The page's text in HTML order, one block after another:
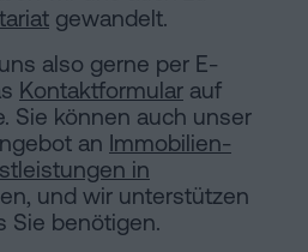
gewandelt.
also gerne per E-
Kontaktformular auf
Sie können auch unser
an Immobilien-
in
und wir unterstützen
Sie benötigen.